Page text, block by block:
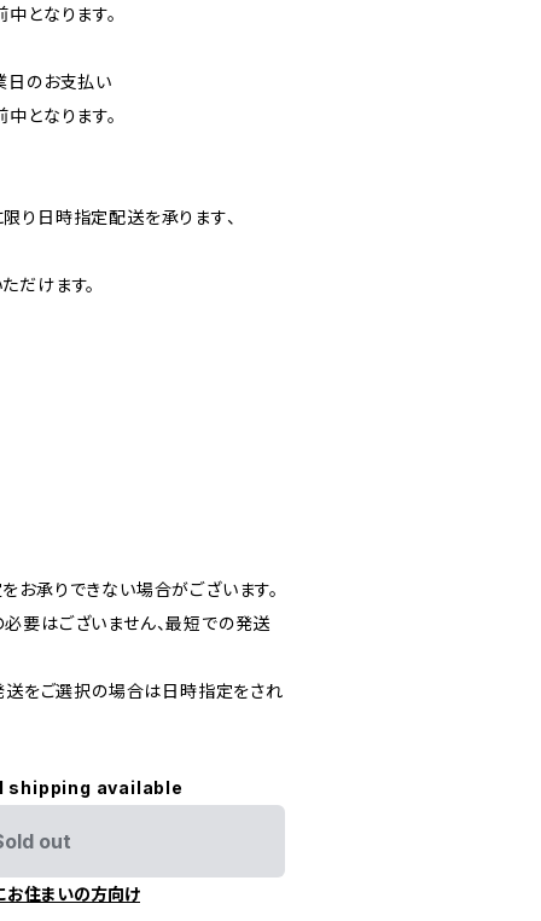
となります。
日のお支払い
となります。
り日時指定配送を承ります、
だけます。
承りできない場合がございます。
要はございません、最短での発送
をご選択の場合は日時指定をされ
shipping available
out
お住まいの方向け